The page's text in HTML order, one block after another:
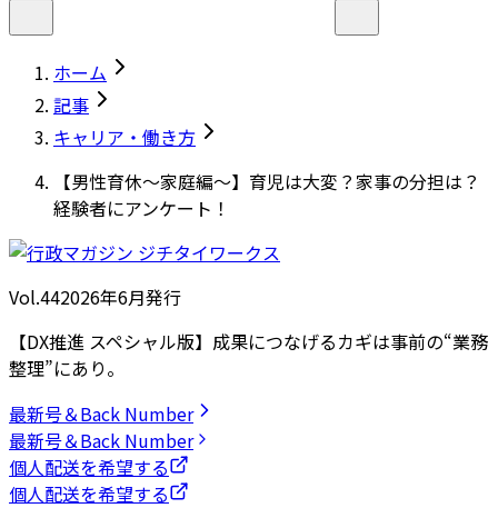
ホーム
記事
キャリア・働き方
【男性育休～家庭編～】育児は大変？家事の分担は？
経験者にアンケート！
Vol.442026年6月発行
【DX推進 スペシャル版】成果につなげるカギは事前の“業務
整理”にあり。
最新号＆Back Number
最新号＆Back Number
個人配送を希望する
個人配送を希望する